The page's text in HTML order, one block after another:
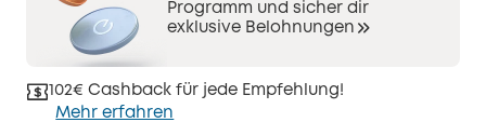
Programm und sicher dir
exklusive Belohnungen
102€ Cashback für jede Empfehlung!
Mehr erfahren